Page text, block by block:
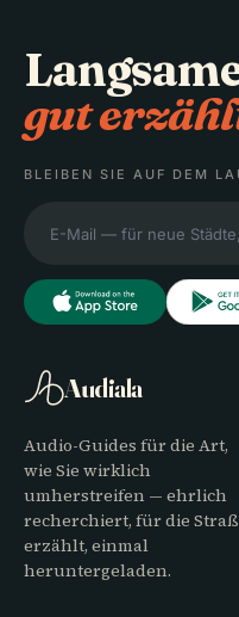
gut
BLEIBEN SIE AUF DEM
Audiala
Audio-Guides für die Art,
wie Sie wirklich
umherstreifen — ehrlich
recherchiert, für die
erzählt, einmal
heruntergeladen.